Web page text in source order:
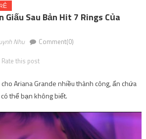
Sau Bản Hit 7 Rings Của
Nhu Comment(0)
Rate this post
Ariana Grande nhiều thành công, ẩn chứa
thể bạn không biết.